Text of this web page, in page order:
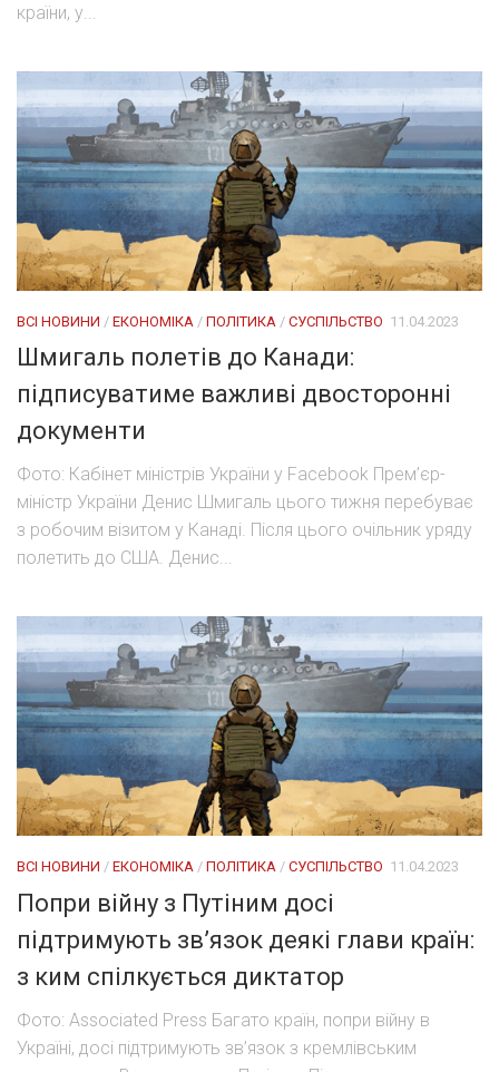
країни, у...
ВСІ НОВИНИ / ЕКОНОМІКА / ПОЛІТИКА / СУСПІЛЬСТВО 11.04.2023
Шмигаль полетів до Канади:
підписуватиме важливі двосторонні
документи
Фото: Кабінет міністрів України у Facebook Прем’єр-
міністр України Денис Шмигаль цього тижня перебуває
з робочим візитом у Канаді. Після цього очільник уряду
полетить до США. Денис...
ВСІ НОВИНИ / ЕКОНОМІКА / ПОЛІТИКА / СУСПІЛЬСТВО 11.04.2023
Попри війну з Путіним досі
підтримують зв’язок деякі глави країн:
з ким спілкується диктатор
Фото: Associated Press Багато країн, попри війну в
Україні, досі підтримують зв’язок з кремлівським